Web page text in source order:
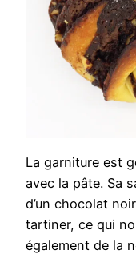
La garniture est
avec la pâte. Sa
d’un chocolat
tartiner, ce qui
également de la